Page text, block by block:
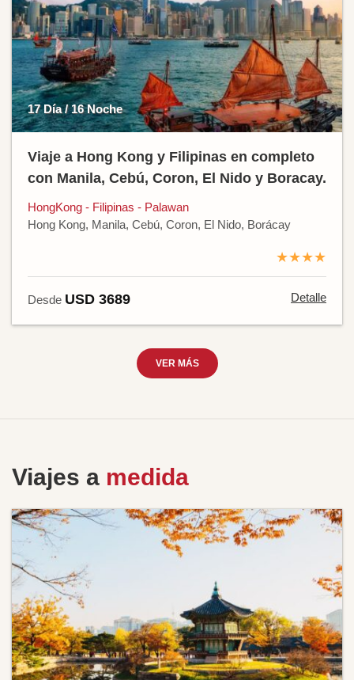
17 Día / 16 Noche
Viaje a Hong Kong y Filipinas en completo
con Manila, Cebú, Coron, El Nido y Boracay.
HongKong - Filipinas - Palawan
Hong Kong, Manila, Cebú, Coron, El Nido, Borácay
★★★★
Desde USD 3689 Detalle
VER MÁS
Viajes a medida